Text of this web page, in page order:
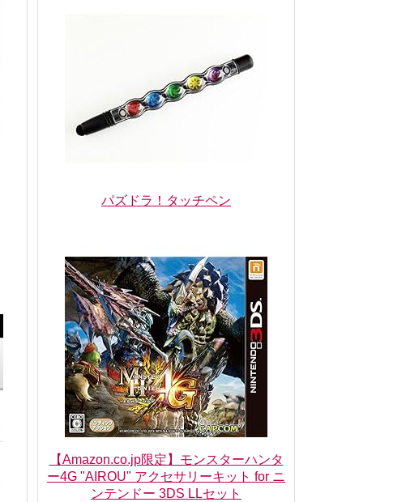
パズドラ！タッチペン
【Amazon.co.jp限定】モンスターハンタ
ー4G "AIROU" アクセサリーキット for ニ
ンテンドー 3DS LLセット